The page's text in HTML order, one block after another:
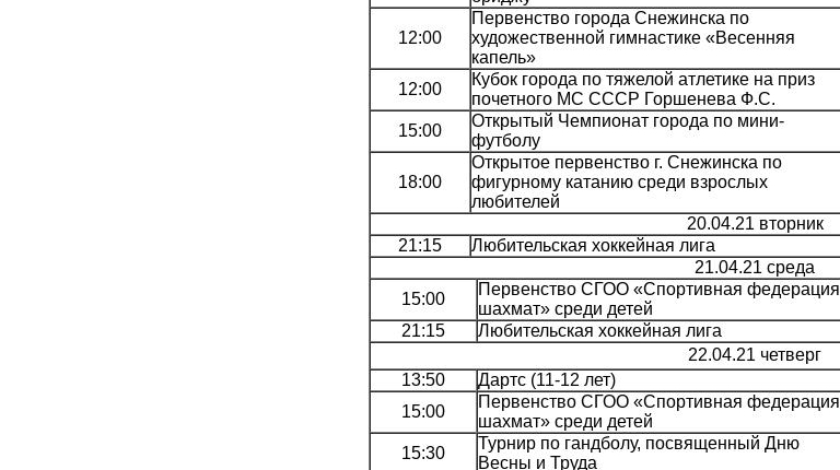
12:00
Первенство города Снежинска по
художественной гимнастике «Весенняя
капель»
12:00
Кубок города по тяжелой атлетике на приз
почетного МС СССР Горшенева Ф.С.
15:00
Открытый Чемпионат города по мини-
футболу
18:00
Открытое первенство г. Снежинска по
фигурному катанию среди взрослых
любителей
20.04.21 вторник
21:15
Любительская хоккейная лига
21.04.21 среда
15:00
Первенство СГОО «Спортивная федерация
шахмат» среди детей
21:15
Любительская хоккейная лига
22.04.21 четверг
13:50
Дартс (11-12 лет)
15:00
Первенство СГОО «Спортивная федерация
шахмат» среди детей
15:30
Турнир по гандболу, посвященный Дню
Весны и Труда